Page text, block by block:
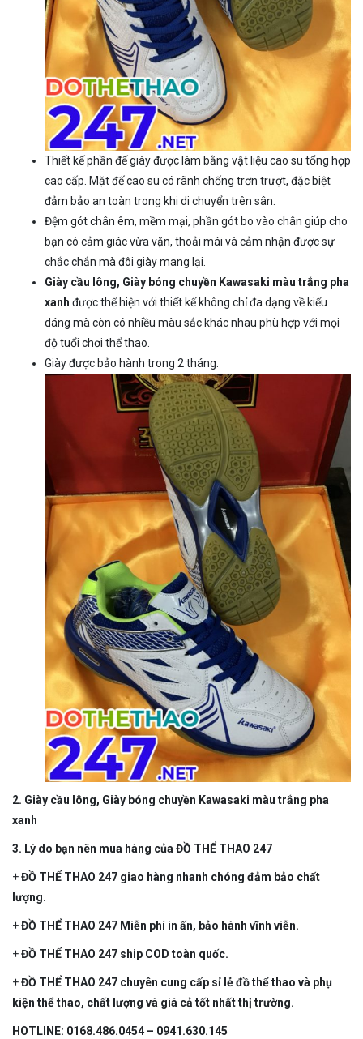
Thiết kế phần đế giày được làm bằng vật liệu cao su tổng hợp
cao cấp. Mặt đế cao su có rãnh chống trơn trượt, đặc biệt
đảm bảo an toàn trong khi di chuyển trên sân.
Đệm gót chân êm, mềm mại, phần gót bo vào chân giúp cho
bạn có cảm giác vừa vặn, thoải mái và cảm nhận được sự
chắc chắn mà đôi giày mang lại.
Giày cầu lông, Giày bóng chuyền Kawasaki màu trắng pha
xanh được thể hiện với thiết kế không chỉ đa dạng về kiểu
dáng mà còn có nhiều màu sắc khác nhau phù hợp với mọi
độ tuổi chơi thể thao.
Giày được bảo hành trong 2 tháng.
2. Giày cầu lông, Giày bóng chuyền Kawasaki màu trắng pha
xanh
3. Lý do bạn nên mua hàng củaĐỒ THỂ THAO 247
+ĐỒ THỂ THAO 247 giao hàng nhanh chóng đảm bảo chất
lượng.
+ĐỒ THỂ THAO 247 Miễn phí in ấn, bảo hành vĩnh viễn.
+ĐỒ THỂ THAO 247 ship COD toàn quốc.
+ĐỒ THỂ THAO 247 chuyên cung cấp sỉ lẻ đồ thể thao và phụ
kiện thể thao, chất lượng và giá cả tốt nhất thị trường.
HOTLINE: 0168.486.0454 – 0941.630.145